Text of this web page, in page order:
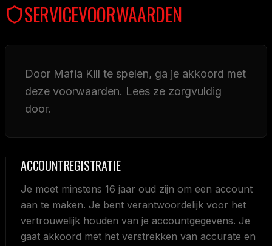
SERVICEVOORWAARDEN
Door Mafia Kill te spelen, ga je akkoord met
deze voorwaarden. Lees ze zorgvuldig
door.
ACCOUNTREGISTRATIE
Je moet minstens 16 jaar oud zijn om een account
aan te maken. Je bent verantwoordelijk voor het
vertrouwelijk houden van je accountgegevens. Je
gaat akkoord met het verstrekken van accurate en